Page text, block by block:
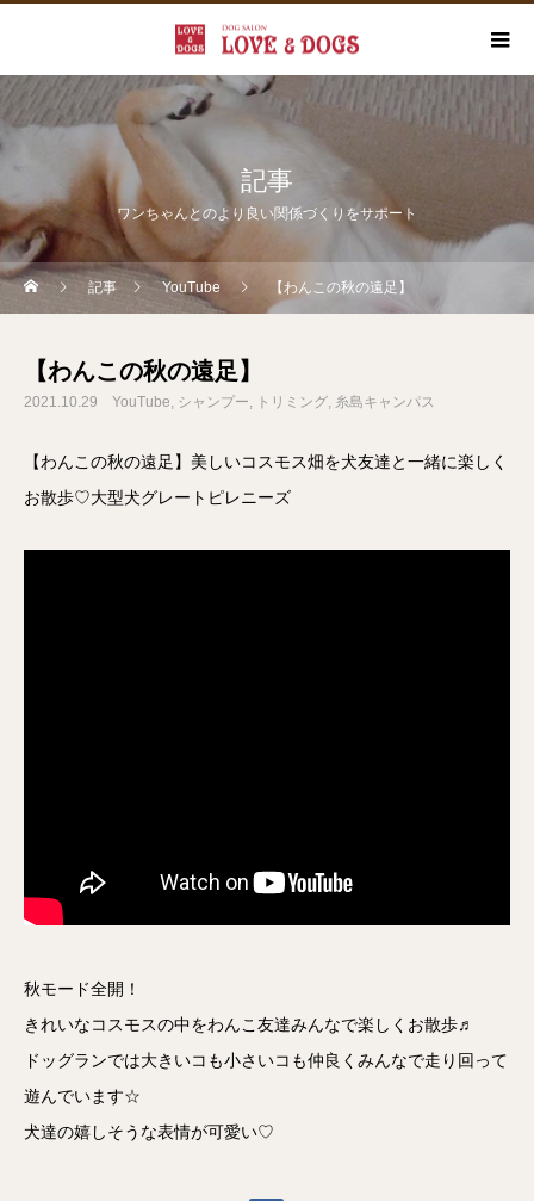
記事
ワンちゃんとのより良い関係づくりをサポート
記事 YouTube 【わんこの秋の遠足】
【わんこの秋の遠足】
2021.10.29 YouTube シャンプー トリミング 糸島キャンパス
【わんこの秋の遠足】美しいコスモス畑を犬友達と一緒に楽しく
お散歩♡大型犬グレートピレニーズ
秋モード全開！
きれいなコスモスの中をわんこ友達みんなで楽しくお散歩♬
ドッグランでは大きいコも小さいコも仲良くみんなで走り回って
遊んでいます☆
犬達の嬉しそうな表情が可愛い♡